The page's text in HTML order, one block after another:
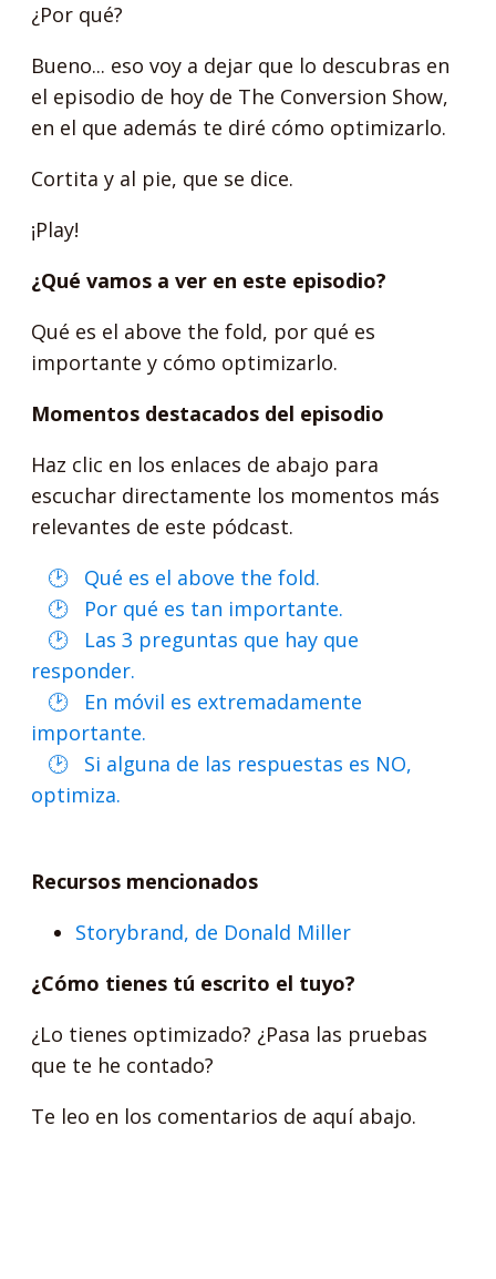
¿Por qué?
Bueno... eso voy a dejar que lo descubras en
el episodio de hoy de The Conversion Show,
en el que además te diré cómo optimizarlo.
Cortita y al pie, que se dice.
¡Play!
¿Qué vamos a ver en este episodio?
Qué es el above the fold, por qué es
importante y cómo optimizarlo.
Momentos destacados del episodio
Haz clic en los enlaces de abajo para
escuchar directamente los momentos más
relevantes de este pódcast.
Qué es el above the fold.
Por qué es tan importante.
Las 3 preguntas que hay que
responder.
En móvil es extremadamente
importante.
Si alguna de las respuestas es NO,
optimiza.
Recursos mencionados
Storybrand, de Donald Miller
¿Cómo tienes tú escrito el tuyo?
¿Lo tienes optimizado? ¿Pasa las pruebas
que te he contado?
Te leo en los comentarios de aquí abajo.